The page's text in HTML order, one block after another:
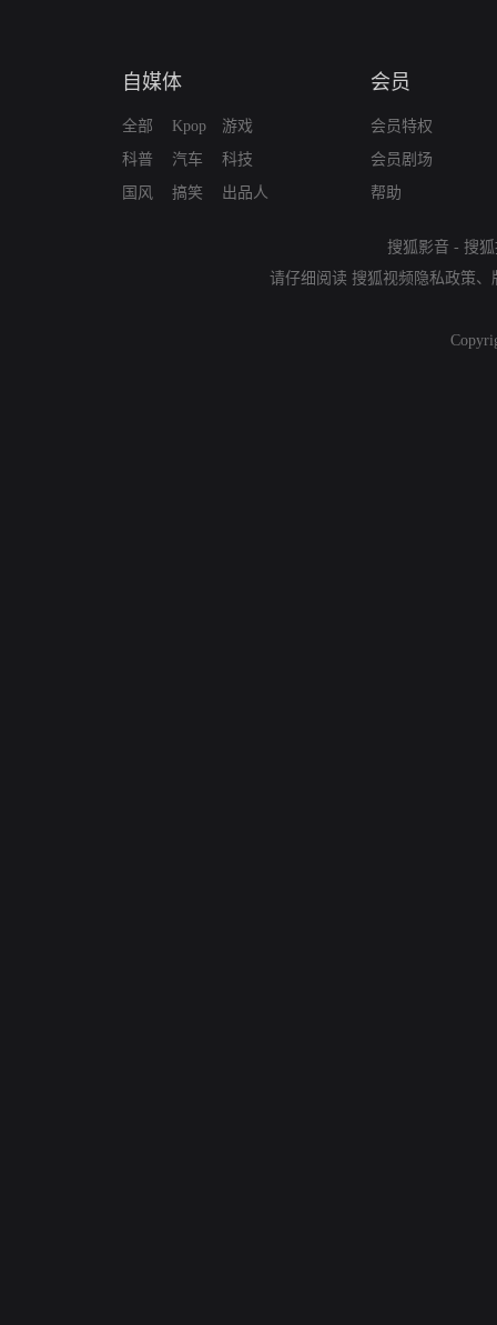
自媒体
全部
科普
国风
Kpop
汽车
搞笑
游戏
科技
出品人
会员
会员特权
会员剧场
帮助
搜狐影音 - 搜
请仔细阅读 搜狐视频隐私政策、